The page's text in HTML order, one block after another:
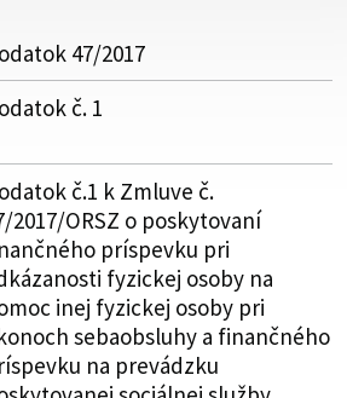
47/2017
č. 1
č.1 k Zmluve č.
2017/ORSZ o poskytovaní
príspevku pri
fyzickej osoby na
inej fyzickej osoby pri
sebaobsluhy a finančného
na prevádzku